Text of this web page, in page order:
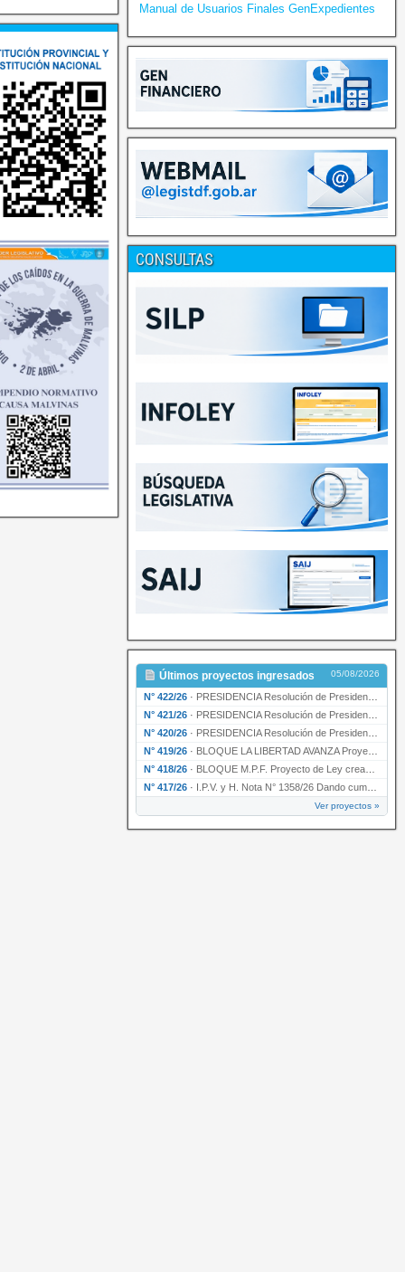
Manual de Usuarios Finales GenExpedientes
CONSULTAS
Últimos proyectos ingresados 05/08/2026
N° 422/26 · PRESIDENCIA Resolución de Presidencia N° 200/26 para su ratificación.
N° 421/26 · PRESIDENCIA Resolución de Presidencia N° 199/26 para su ratificación.
N° 420/26 · PRESIDENCIA Resolución de Presidencia N° 198/26 para su ratificación.
N° 419/26 · BLOQUE LA LIBERTAD AVANZA Proyecto de Ley declarando la esencialidad del servicio educativ…
N° 418/26 · BLOQUE M.P.F. Proyecto de Ley creando el Ente Único Regulador de servicios públicos de la …
N° 417/26 · I.P.V. y H. Nota N° 1358/26 Dando cumplimiento al artículo 29 de la Ley provincial N° 1399…
Ver proyectos »